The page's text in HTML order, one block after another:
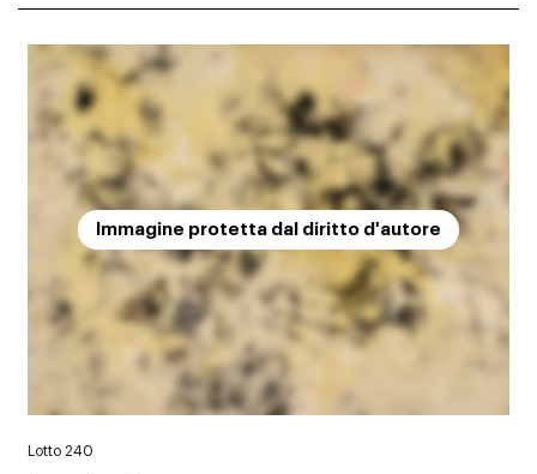
Immagine protetta dal diritto d'autore
Lotto 240